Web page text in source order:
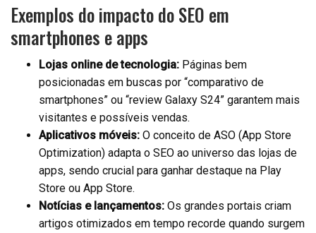
Exemplos do impacto do SEO em
smartphones e apps
Lojas online de tecnologia: Páginas bem
posicionadas em buscas por “comparativo de
smartphones” ou “review Galaxy S24” garantem mais
visitantes e possíveis vendas.
Aplicativos móveis: O conceito de ASO (App Store
Optimization) adapta o SEO ao universo das lojas de
apps, sendo crucial para ganhar destaque na Play
Store ou App Store.
Notícias e lançamentos: Os grandes portais criam
artigos otimizados em tempo recorde quando surgem